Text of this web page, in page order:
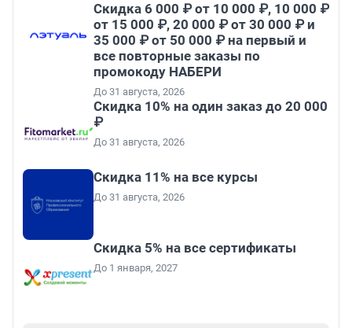
Скидка 6 000 ₽ от 10 000 ₽, 10 000 ₽
от 15 000 ₽, 20 000 ₽ от 30 000 ₽ и
35 000 ₽ от 50 000 ₽ на первый и
все повторные заказы по
промокоду НАБЕРИ
До 31 августа, 2026
Скидка 10% на один заказ до 20 000
₽
До 31 августа, 2026
Скидка 11% на все курсы
До 31 августа, 2026
Скидка 5% на все сертификаты
До 1 января, 2027